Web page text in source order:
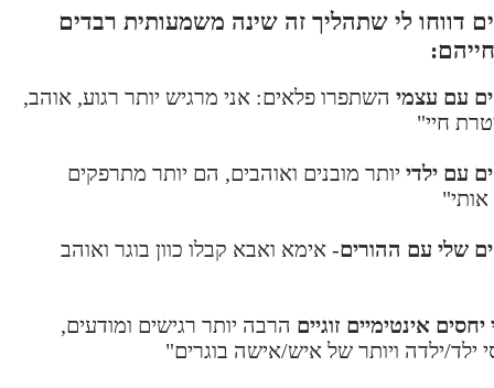
דווחו לי שתהליך זה שינה משמעותית רבדים
עם עצמי השתפרו פלאים: אני מרגיש יותר רגוע, אוהב,
חיי"
עם ילדי יותר מובנים ואוהבים, הם יותר מתרפקים
שלי עם ההורים- אימא ואבא קבלו כוון בוגר ואוהב
יחסים אינטימיים זוגיים הרבה יותר רגישים ומודעים,
ילד/ילדה ויותר של איש/אישה בוגרים"